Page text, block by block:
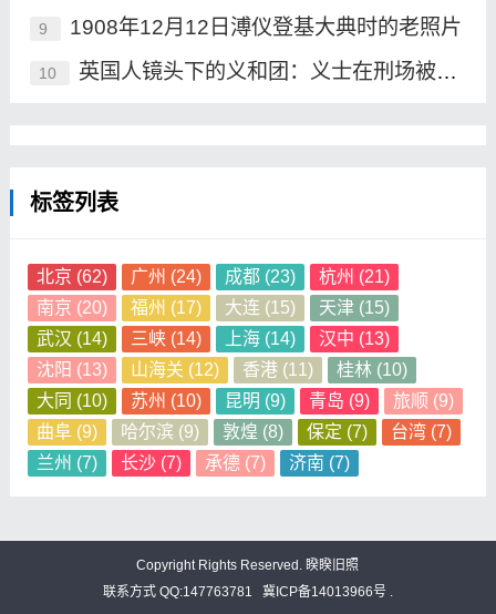
9 1908年12月12日溥仪登基大典时的老照片
10 英国人镜头下的义和团：义士在刑场被处斩，被俘壮士有骨气！
标签列表
北京 (62) 广州 (24) 成都(23) 杭州 (21)
南京 (20) 福州 (17) 大连 (15) 天津(15)
武汉 (14) 三峡(14) 上海(14) 汉中 (13)
沈阳 (13) 山海关 (12) 香港(11) 桂林(10)
大同 (10) 苏州 (10) 昆明 (9) 青岛 (9) 旅顺 (9)
曲阜(9) 哈尔滨 (9) 敦煌 (8) 保定 (7) 台湾(7)
兰州 (7) 长沙(7) 承德(7) 济南 (7)
Copyright Rights Reserved. 睽睽旧照
联系方式 QQ:147763781
冀ICP备14013966号 .